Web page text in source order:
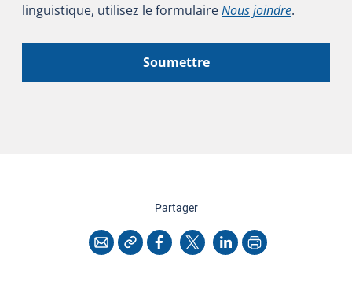
linguistique, utilisez le formulaireNous joindre.
Soumettre
Partagercette page
CourrielCopier l'adresse
Facebook
X LinkedInImprimer